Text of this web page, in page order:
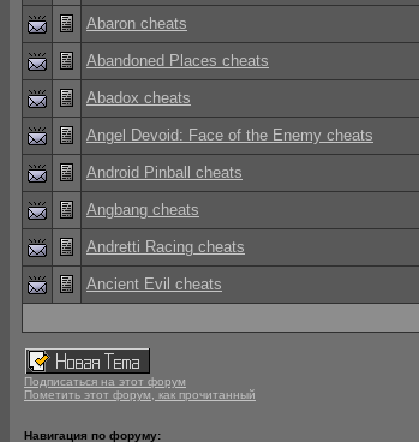
Abaron cheats
Abandoned Places cheats
Abadox cheats
Angel Devoid: Face of the Enemy cheats
Android Pinball cheats
Angbang cheats
Andretti Racing cheats
Ancient Evil cheats
Подписаться на этот форум
Пометить этот форум, как прочитанный
Навигация по форуму: